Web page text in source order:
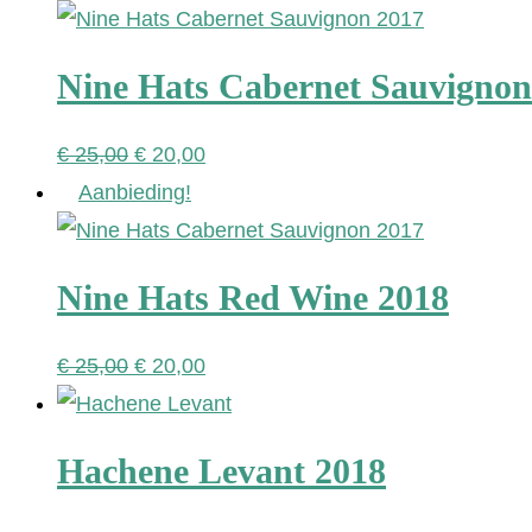
Nine Hats Cabernet
€25,00 Oorspronkelijke
prijs
was:
€ 20,00Huidige
is:
Aanbieding!
Nine Hats Red Wine 2018
€25,00 Oorspronkelijke
prijs
€ 25,00.
€ 20,00Huidige
prijs
€ 20,00.
Hachene Levant 2018